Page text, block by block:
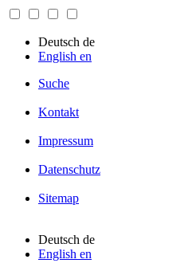
Deutsch de
English en
Suche
Kontakt
Impressum
Datenschutz
Sitemap
Deutsch de
English en